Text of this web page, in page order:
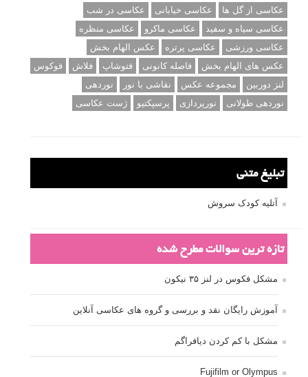
عکاسی از گل ها
عکاسی خیابانی
عکاسی در شب
عکاسی سیاه و سفید
عکاسی ماکرو
عکاسی منظره
عکاسی ورزشی
عکاسی پرتره
عکس الهام بخش
عکس های الهام بخش
فاصله کانونی فتوشاپ فلاش
فوکوس
لنز دوربین
مجموعه عکس نقاشی با نور
نوردهی
نوردهی طولانی
نورپردازی پرسپکتیو ژست عکاسی
تبلیغ متنی
آتلیه کودک سروش
تازه ترین سوالات مطرح شده
مشکل فکوس در لنز ۳۵ نیکون
آموزش رایگان نقد و بررسی و گروه های عکاسی آنلاین
مشکل با کم کردن دیافراگم
Fujifilm or Olympus